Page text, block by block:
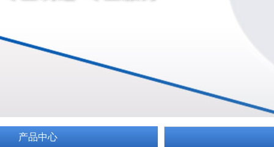
产品中心